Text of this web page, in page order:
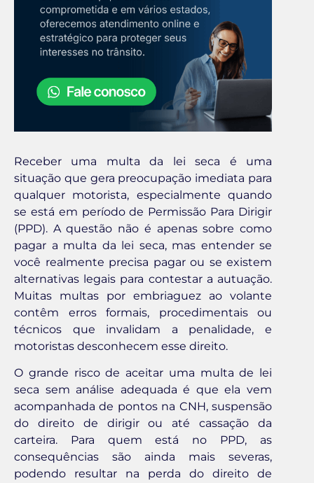
Receber uma multa da lei seca é uma
situação que gera preocupação imediata para
qualquer motorista, especialmente quando
se está em período de Permissão Para Dirigir
(PPD). A questão não é apenas sobre como
pagar a multa da lei seca, mas entender se
você realmente precisa pagar ou se existem
alternativas legais para contestar a autuação.
Muitas multas por embriaguez ao volante
contêm erros formais, procedimentais ou
técnicos que invalidam a penalidade, e
motoristas desconhecem esse direito.
O grande risco de aceitar uma multa de lei
seca sem análise adequada é que ela vem
acompanhada de pontos na CNH, suspensão
do direito de dirigir ou até cassação da
carteira. Para quem está no PPD, as
consequências são ainda mais severas,
podendo resultar na perda do direito de